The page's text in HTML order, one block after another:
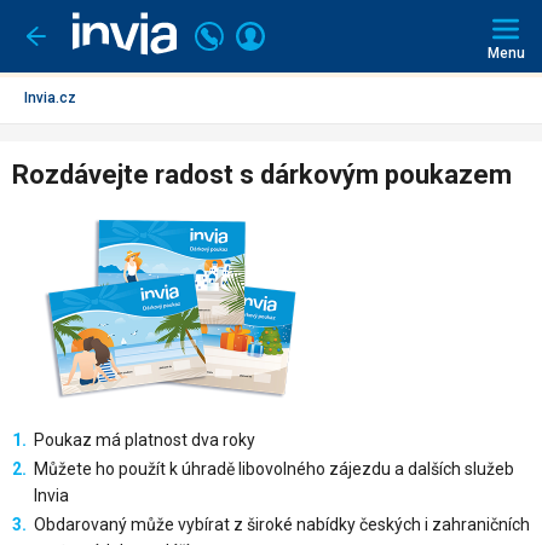
Jít
zpět
Volejte
226
000
Přihlásit
Menu
Invia.cz
Rozdávejte radost s dárkovým poukazem
Poukaz má platnost dva roky
Můžete ho použít k úhradě libovolného zájezdu a dalších služeb
Invia
Obdarovaný může vybírat z široké nabídky českých i zahraničních
Super Last Minutese slevou až 60 %
☀️Odlety během pár dní ✈️ Ulovte
svou dovolenou dřív, než zmizí.